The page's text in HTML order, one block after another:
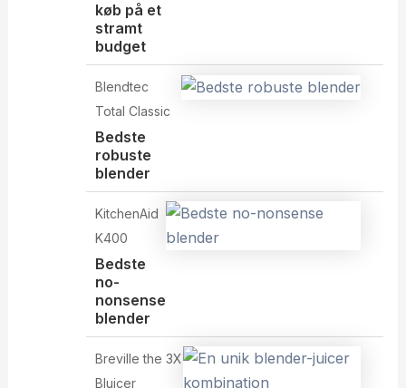
køb på et
stramt
budget
Blendtec
Total Classic
Bedste
robuste
blender
KitchenAid
K400
Bedste
no-
nonsense
blender
Breville the 3X
Bluicer